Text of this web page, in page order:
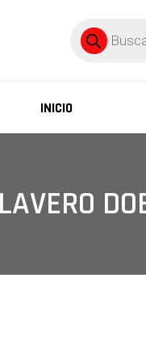
Búsqueda
de
productos
INICIO